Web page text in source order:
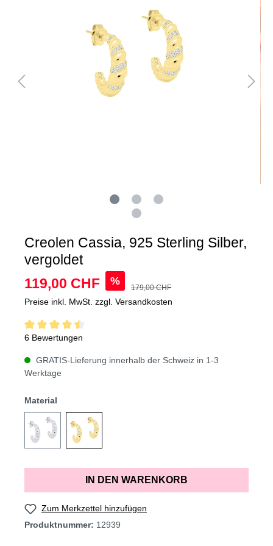
Creolen Cassia, 925 Sterling Silber,
vergoldet
119,00 CHF
%
179,00 CHF
Preise inkl. MwSt. zzgl. Versandkosten
6 Bewertungen
GRATIS-Lieferung innerhalb der Schweiz in 1-3
Werktage
Material
IN DEN WARENKORB
Zum Merkzettel hinzufügen
Produktnummer: 12939